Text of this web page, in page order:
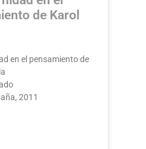
de Karol
en el pensamiento de
2011